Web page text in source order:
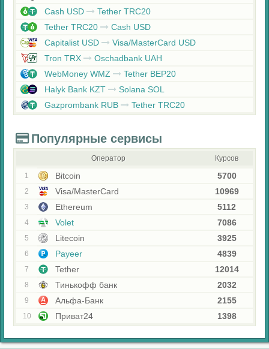
Cash USD
Tether TRC20
Tether TRC20
Cash USD
Capitalist USD
Visa/MasterCard USD
Tron TRX
Oschadbank UAH
WebMoney WMZ
Tether BEP20
Halyk Bank KZT
Solana SOL
Gazprombank RUB
Tether TRC20
Популярные сервисы
Оператор Курсов
1 Bitcoin 5700
2 Visa/MasterCard 10969
3 Ethereum 5112
4 Volet 7086
5 Litecoin 3925
6 Payeer 4839
7 Tether 12014
8 Тинькофф банк 2032
9 Альфа-Банк 2155
10 Приват24 1398